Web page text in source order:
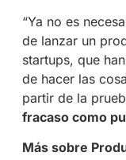
“Ya no es
de lanzar un
startups, que
de hacer las
partir de la
fracaso como
Más sobre